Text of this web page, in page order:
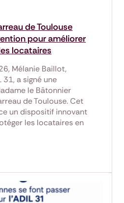
de Toulouse
pour améliorer
locataires
Mélanie Baillot,
a signé une
le Bâtonnier
de Toulouse. Cet
un dispositif innovant
les locataires en